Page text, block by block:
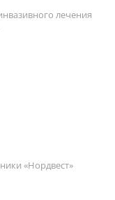
лечения
«Нордвест»